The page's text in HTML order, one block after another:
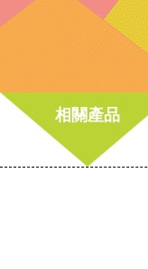
相關產品